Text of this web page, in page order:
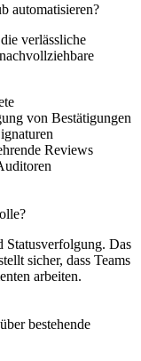
automatisieren?
verlässliche
von Bestätigungen
Reviews
Statusverfolgung. Das
sicher, dass Teams
arbeiten.
bestehende